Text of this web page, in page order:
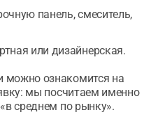
панель, смеситель,
или дизайнерская.
можно ознакомится на
мы посчитаем именно
среднем по рынку».